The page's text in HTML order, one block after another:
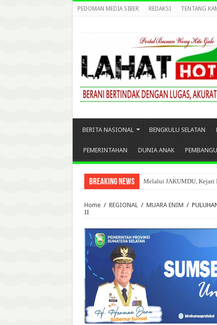
PEDOMAN MEDIA SIBER REDAKSI TENTANG
BERITA NASIONAL BENGKULU SELATAN
PEMERINTAHAN DUNIA ANAK
Breaking News Melalui JAKUMDU, Kejari
Home / REGIONAL / MUARA ENIM /
II